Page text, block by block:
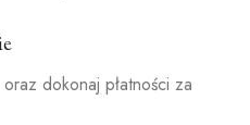
dokonaj płatności za